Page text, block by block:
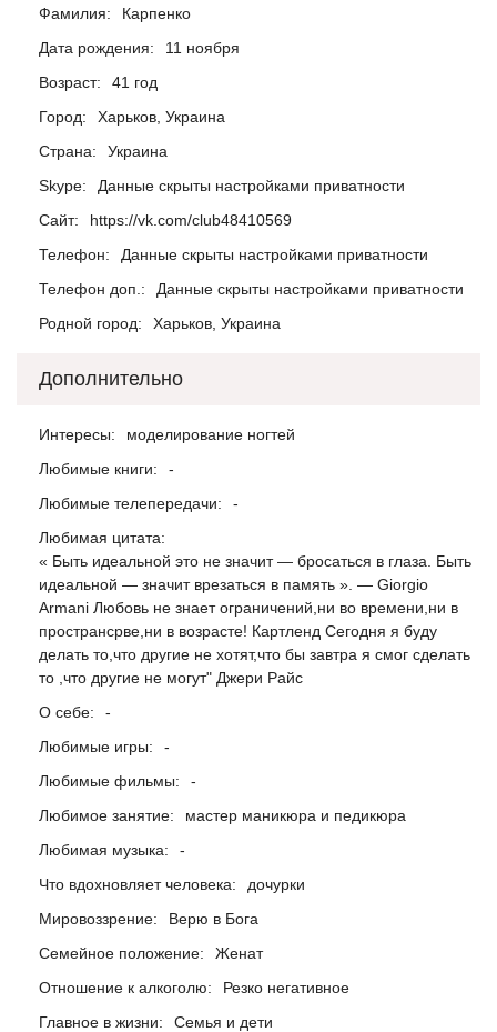
Фамилия:
Карпенко
Дата рождения:
11 ноября
Возраст:
41 год
Город:
Харьков, Украина
Страна:
Украина
Skype:
Данные скрыты настройками приватности
Сайт:
https://vk.com/club48410569
Телефон:
Данные скрыты настройками приватности
Телефон доп.:
Данные скрыты настройками приватности
Родной город:
Харьков, Украина
Дополнительно
Интересы:
моделирование ногтей
Любимые книги:
-
Любимые телепередачи:
-
Любимая цитата:
« Быть идеальной это не значит — бросаться в глаза. Быть
идеальной — значит врезаться в память ». — Giorgio
Armani Любовь не знает ограничений,ни во времени,ни в
пространсрве,ни в возрасте! Картленд Сегодня я буду
делать то,что другие не хотят,что бы завтра я смог сделать
то ,что другие не могут" Джери Райс
О себе:
-
Любимые игры:
-
Любимые фильмы:
-
Любимое занятие:
мастер маникюра и педикюра
Любимая музыка:
-
Что вдохновляет человека:
дочурки
Мировоззрение:
Верю в Бога
Семейное положение:
Женат
Отношение к алкоголю:
Резко негативное
Главное в жизни:
Семья и дети